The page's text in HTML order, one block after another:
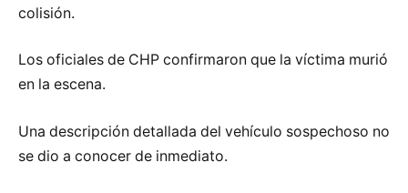
colisión.
Los oficiales de CHP confirmaron que la víctima murió
en la escena.
Una descripción detallada del vehículo sospechoso no
se dio a conocer de inmediato.